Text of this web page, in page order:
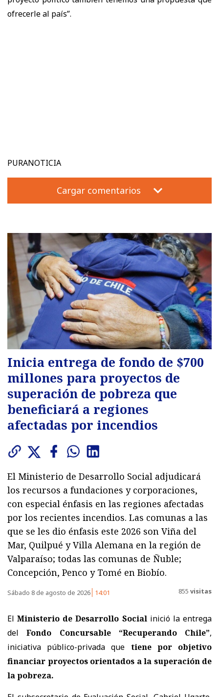
ofrecerle al país”.
PURANOTICIA
Cargar comentarios
Inicia entrega de fondo de $700
millones para proyectos de
superación de pobreza que
beneficiará a regiones
afectadas por incendios
El Ministerio de Desarrollo Social adjudicará
los recursos a fundaciones y corporaciones,
con especial énfasis en las regiones afectadas
por los recientes incendios. Las comunas a las
que se les dio énfasis este 2026 son Viña del
Mar, Quilpué y Villa Alemana en la región de
Valparaíso; todas las comunas de Ñuble;
Concepción, Penco y Tomé en Biobío.
Sábado 8 de agosto de 2026 14:01 855 visitas
ElMinisterio de Desarrollo Socialinició la entrega
delFondo Concursable “Recuperando Chile”,
iniciativa público-privada que tiene por objetivo
financiar proyectos orientados a la superación de
la pobreza.